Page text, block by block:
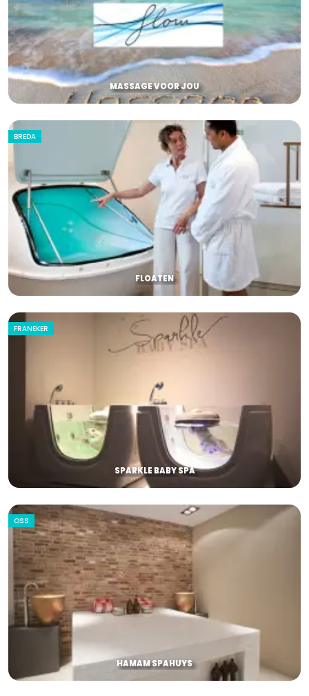
MASSAGE VOOR JOU
BREDA
FLOATEN
FRANEKER
SPARKLE BABY SPA
OSS
HAMAM SPAHUYS